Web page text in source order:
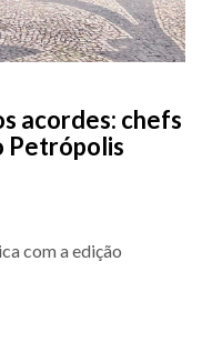
acordes: chefs
Petrópolis
com a edição